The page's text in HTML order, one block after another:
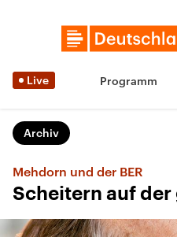
Live Programm
Archiv
Mehdorn und der BER
Scheitern auf der